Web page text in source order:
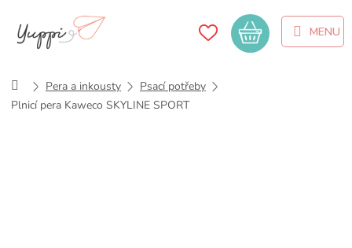
obsah
Nákupní
košík
DomůPera a inkousty
Psací potřeby
Plnicí pera Kaweco SKYLINE SPORT